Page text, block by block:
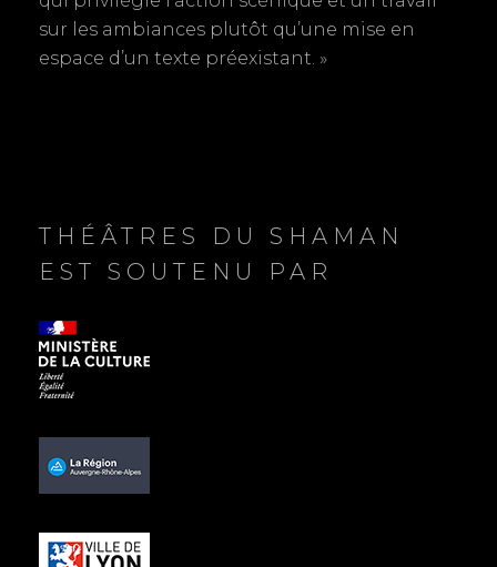
t
i
sur les ambiances plutôt qu’une mise en
espace d’un texte préexistant. »
THÉÂTRES DU SHAMAN
EST SOUTENU PAR